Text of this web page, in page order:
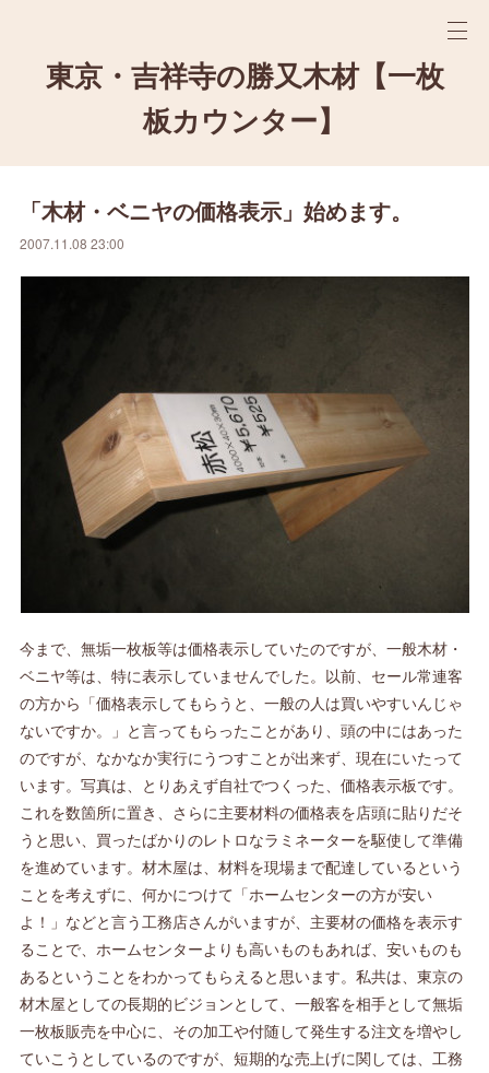
東京・吉祥寺の勝又木材【一枚
板カウンター】
「木材・ベニヤの価格表示」始めます。
2007.11.08 23:00
今まで、無垢一枚板等は価格表示していたのですが、一般木材・
ベニヤ等は、特に表示していませんでした。以前、セール常連客
の方から「価格表示してもらうと、一般の人は買いやすいんじゃ
ないですか。」と言ってもらったことがあり、頭の中にはあった
のですが、なかなか実行にうつすことが出来ず、現在にいたって
います。写真は、とりあえず自社でつくった、価格表示板です。
これを数箇所に置き、さらに主要材料の価格表を店頭に貼りだそ
うと思い、買ったばかりのレトロなラミネーターを駆使して準備
を進めています。材木屋は、材料を現場まで配達しているという
ことを考えずに、何かにつけて「ホームセンターの方が安い
よ！」などと言う工務店さんがいますが、主要材の価格を表示す
ることで、ホームセンターよりも高いものもあれば、安いものも
あるということをわかってもらえると思います。私共は、東京の
材木屋としての長期的ビジョンとして、一般客を相手として無垢
一枚板販売を中心に、その加工や付随して発生する注文を増やし
ていこうとしているのですが、短期的な売上げに関しては、工務